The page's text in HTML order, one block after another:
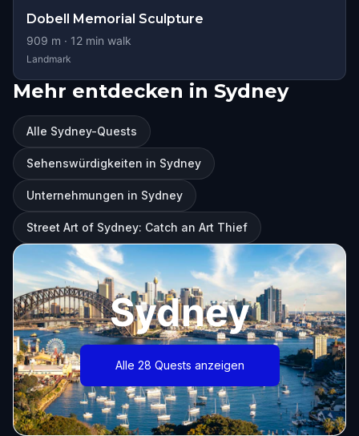
Dobell Memorial Sculpture
909 m · 12 min walk
Landmark
Mehr entdecken in Sydney
Alle Sydney-Quests
Sehenswürdigkeiten in Sydney
Unternehmungen in Sydney
Street Art of Sydney: Catch an Art Thief
Sydney
Alle 28 Quests anzeigen